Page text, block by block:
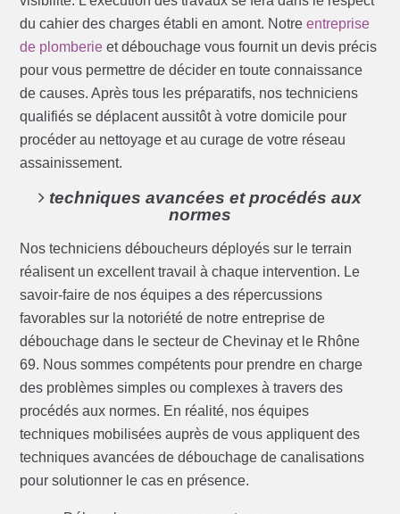
du cahier des charges établi en amont. Notreentreprise
de plomberie et débouchage vous fournit un devis précis
pour vous permettre de décider en toute connaissance
de causes. Après tous les préparatifs, nos techniciens
qualifiés se déplacent aussitôt à votre domicile pour
procéder au nettoyage et au curage de votre réseau
assainissement.
techniques avancées et procédés aux
normes
Nos techniciens déboucheurs déployés sur le terrain
réalisent un excellent travail à chaque intervention. Le
savoir-faire de nos équipes a des répercussions
favorables sur la notoriété de notre entreprise de
débouchage dans le secteur de Chevinay et le Rhône
69. Nous sommes compétents pour prendre en charge
des problèmes simples ou complexes à travers des
procédés aux normes. En réalité, nos équipes
techniques mobilisées auprès de vous appliquent des
techniques avancées de débouchage de canalisations
pour solutionner le cas en présence.